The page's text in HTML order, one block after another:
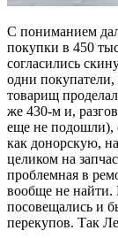
С пониманием
покупки в 450
согласились
одни
товарищ
же 430-м и,
еще не подошли),
как донорскую,
целиком на
проблемная в
вообще не найти.
посовещались и
перекупов. Так